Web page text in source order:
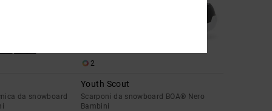
da snowboard
2
Youth Scout
Scarponi da snowboard BOA® Nero
Bambini